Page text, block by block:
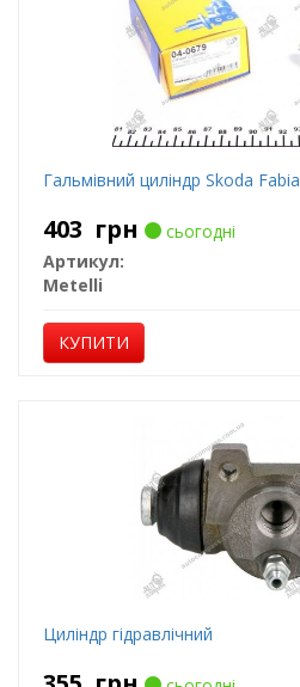
Гальмівний циліндр Skoda Fabia
403 грн
сьогодні
Артикул:
Metelli
КУПИТИ
Циліндр гідравлічний